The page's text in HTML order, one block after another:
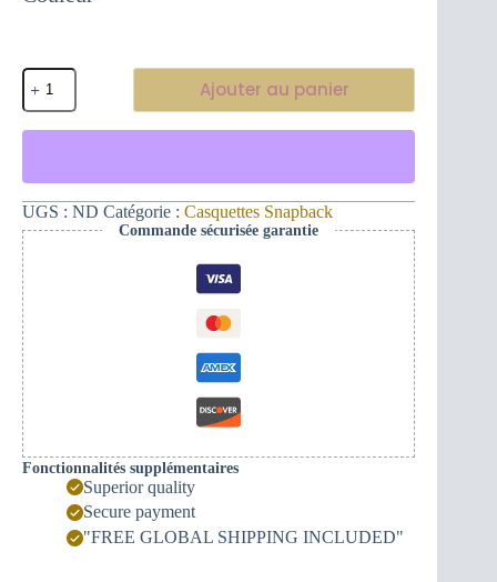
quantité
de
Casquette
Snapback
Carte
du
Monténégro
(Noire)
Ajouter au panier
UGS : ND Catégorie : Casquettes Snapback
Commande sécurisée garantie
Fonctionnalités supplémentaires
Superior quality
Secure payment
"FREE GLOBAL SHIPPING INCLUDED"